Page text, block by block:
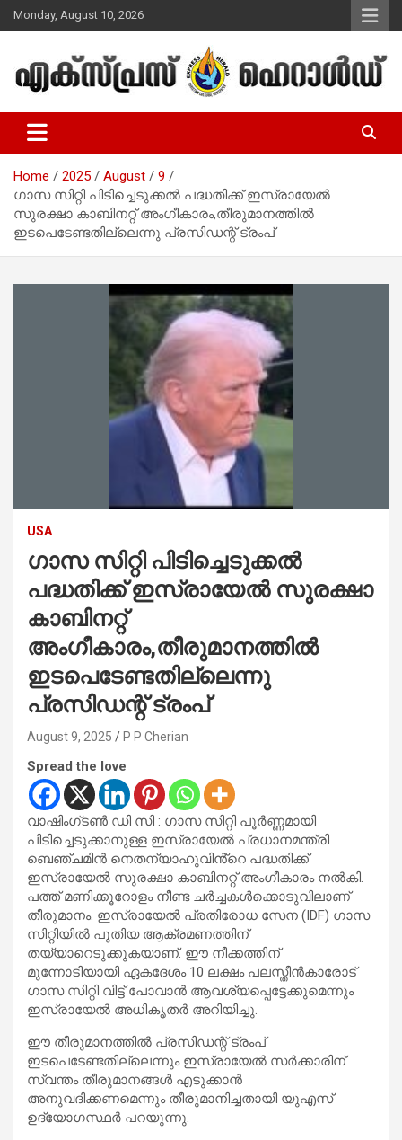
Skip
to
Monday, August 10, 2026
Express Herald – Malayalam
Christian News
Home 2025 August
9
ഗാസ സിറ്റി പിടിച്ചെടുക്കൽ പദ്ധതിക്ക് ഇസ്രായേൽ
സുരക്ഷാ കാബിനറ്റ് അംഗീകാരം,തീരുമാനത്തിൽ
ഇടപെടേണ്ടതില്ലെന്നു പ്രസിഡന്റ് ട്രംപ്
USA
ഗാസ സിറ്റി പിടിച്ചെടുക്കൽ
പദ്ധതിക്ക് ഇസ്രായേൽ സുരക്ഷാ
കാബിനറ്റ്
അംഗീകാരം,തീരുമാനത്തിൽ
ഇടപെടേണ്ടതില്ലെന്നു
പ്രസിഡന്റ് ട്രംപ്
August 9, 2025 P P Cherian
Spread the love
വാഷിംഗ്‌ടൺ ഡി സി : ഗാസ സിറ്റി പൂർണ്ണമായി
പിടിച്ചെടുക്കാനുള്ള ഇസ്രായേൽ പ്രധാനമന്ത്രി
ബെഞ്ചമിൻ നെതന്യാഹുവിൻ്റെ പദ്ധതിക്ക്
ഇസ്രായേൽ സുരക്ഷാ കാബിനറ്റ് അംഗീകാരം നൽകി.
പത്ത് മണിക്കൂറോളം നീണ്ട ചർച്ചകൾക്കൊടുവിലാണ്
തീരുമാനം. ഇസ്രായേൽ പ്രതിരോധ സേന (IDF) ഗാസ
സിറ്റിയിൽ പുതിയ ആക്രമണത്തിന്
തയ്യാറെടുക്കുകയാണ്. ഈ നീക്കത്തിന്
മുന്നോടിയായി ഏകദേശം 10 ലക്ഷം പലസ്തീൻകാരോട്
ഗാസ സിറ്റി വിട്ട് പോവാൻ ആവശ്യപ്പെട്ടേക്കുമെന്നും
ഇസ്രായേൽ അധികൃതർ അറിയിച്ചു.
ഈ തീരുമാനത്തിൽ പ്രസിഡന്റ് ട്രംപ്
ഇടപെടേണ്ടതില്ലെന്നും ഇസ്രായേൽ സർക്കാരിന്
സ്വന്തം തീരുമാനങ്ങൾ എടുക്കാൻ
അനുവദിക്കണമെന്നും തീരുമാനിച്ചതായി യുഎസ്
ഉദ്യോഗസ്ഥർ പറയുന്നു.